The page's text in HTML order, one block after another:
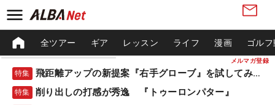
メルマガ登録
全ツアー ギア レッスン ライフ 漫画 ゴル
特集 飛距離アップの新提案『右手グローブ』を試してみた！
特集 削り出しの打感が秀逸 『トゥーロンパター』